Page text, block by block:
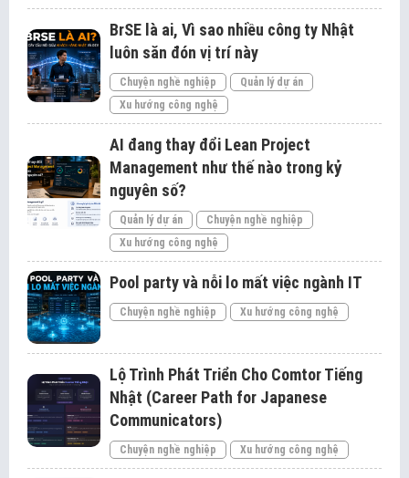
BrSE là ai, Vì sao nhiều công ty Nhật
luôn săn đón vị trí này
Chuyện nghề nghiệp
Quản lý dự án
Xu hướng công nghệ
AI đang thay đổi Lean Project
Management như thế nào trong kỷ
nguyên số?
Quản lý dự án
Chuyện nghề nghiệp
Xu hướng công nghệ
Pool party và nỗi lo mất việc ngành IT
Chuyện nghề nghiệp Xu hướng công nghệ
Lộ Trình Phát Triển Cho Comtor Tiếng
Nhật (Career Path for Japanese
Communicators)
Chuyện nghề nghiệp Xu hướng công nghệ